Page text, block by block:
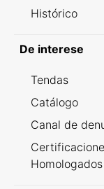
Histórico
De interese
Tendas
Catálogo
Canal de
Homologados